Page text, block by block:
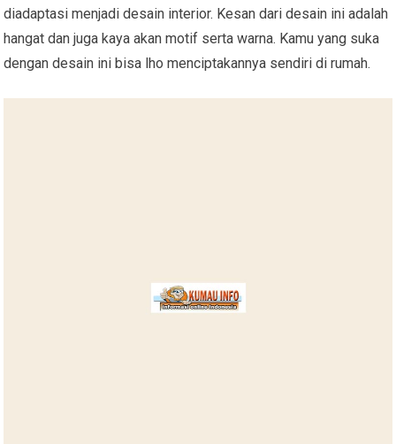
diadaptasi menjadi desain interior. Kesan dari desain ini adalah
hangat dan juga kaya akan motif serta warna. Kamu yang suka
dengan desain ini bisa lho menciptakannya sendiri di rumah.